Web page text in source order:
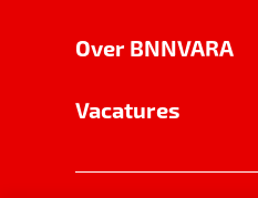
Over BNNVARA
Vacatures